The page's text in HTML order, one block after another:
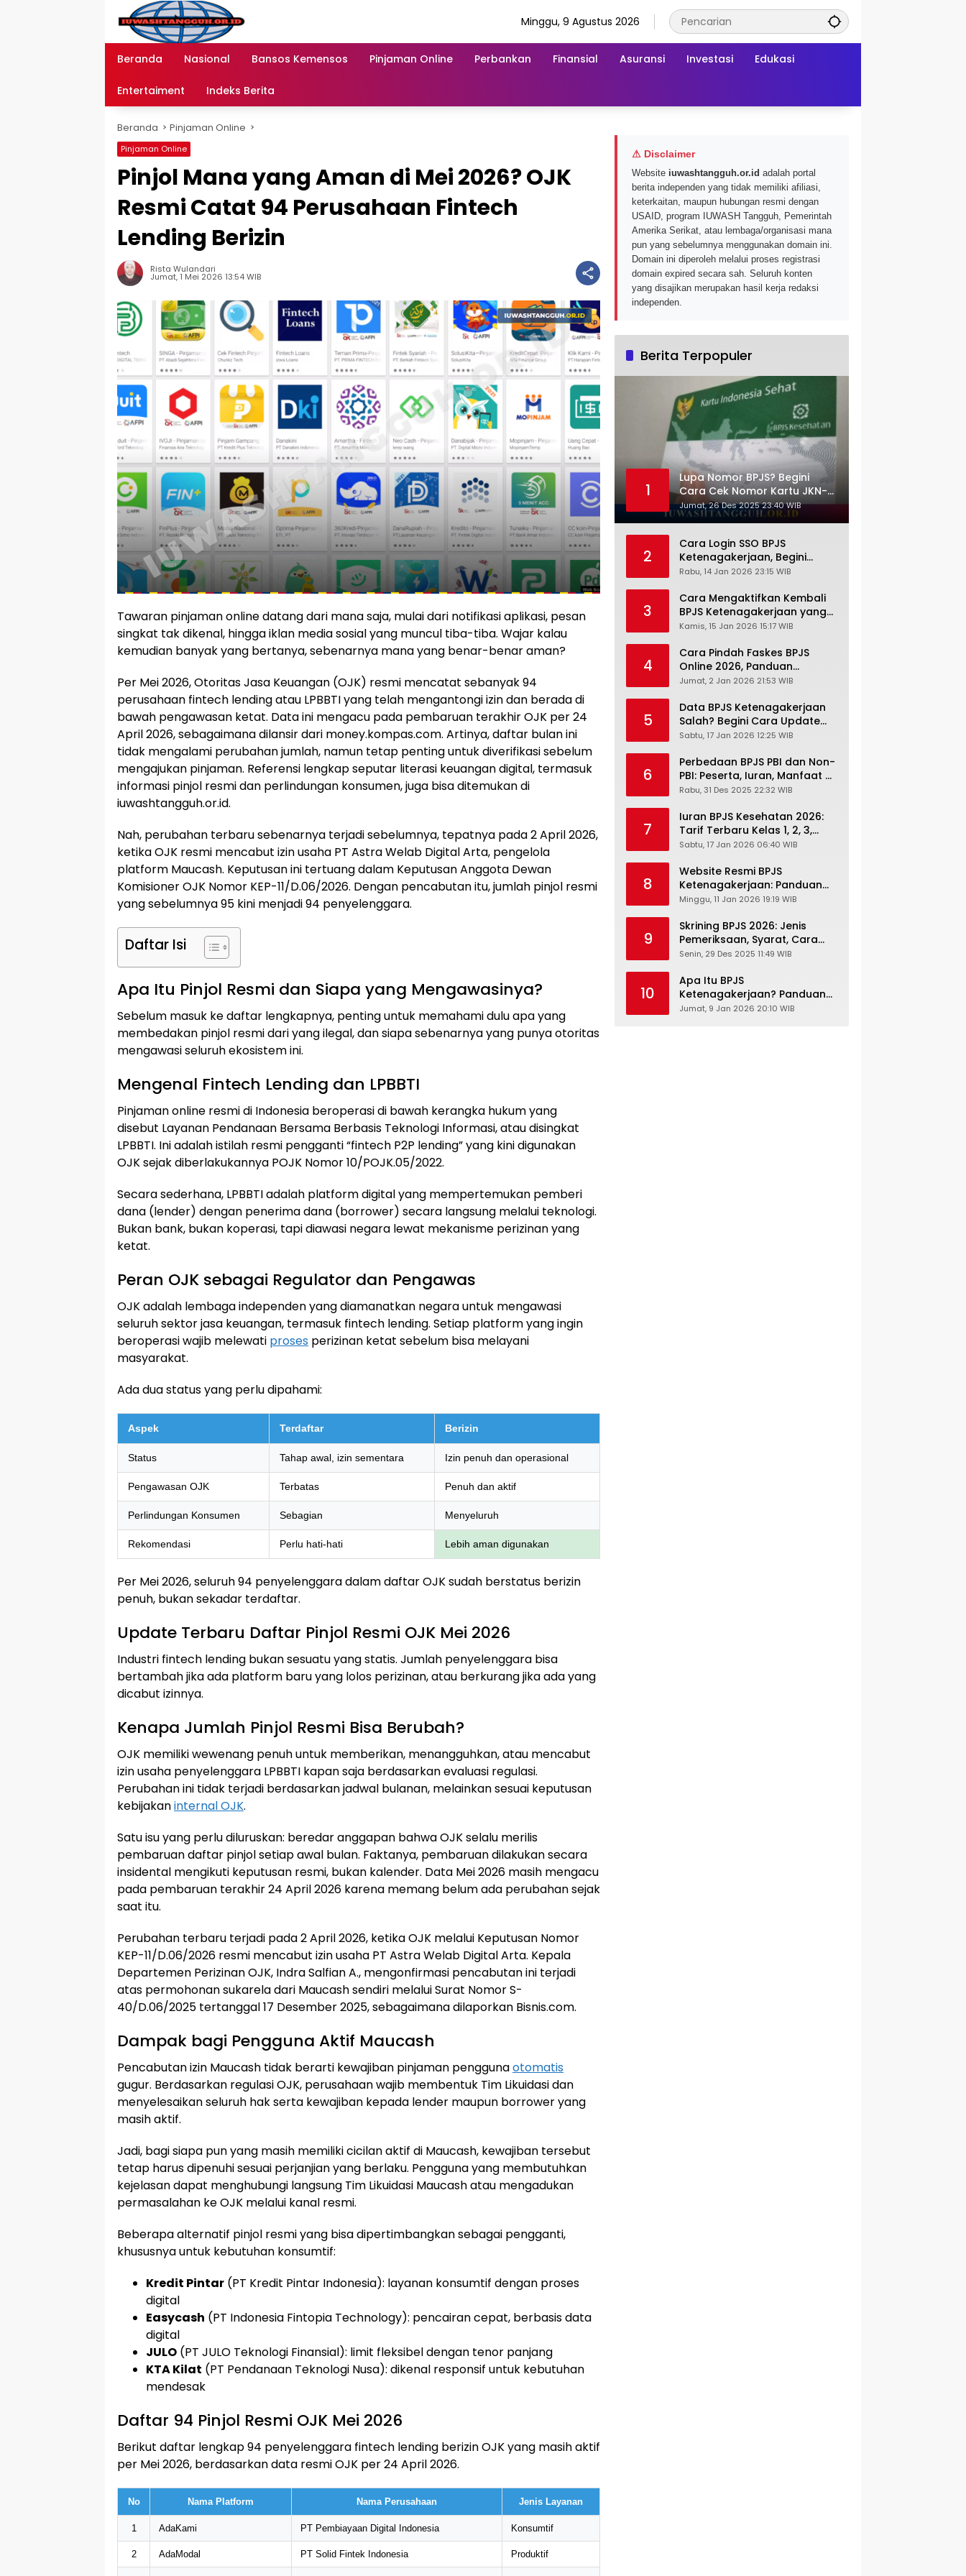
Minggu, 9 Agustus 2026
Beranda Nasional Bansos Kemensos Pinjaman Online Perbankan Finansial Asuransi Investasi Edukasi
Entertaiment Indeks Berita
Beranda Pinjaman Online
Pinjaman Online
Pinjol Mana yang Aman di Mei 2026? OJK
Resmi Catat 94 Perusahaan Fintech
Lending Berizin
Rista Wulandari
Jumat, 1 Mei 2026 13:54 WIB
Tawaran pinjaman online datang dari mana saja, mulai dari notifikasi aplikasi, pesan
singkat tak dikenal, hingga iklan media sosial yang muncul tiba-tiba. Wajar kalau
kemudian banyak yang bertanya, sebenarnya mana yang benar-benar aman?
Per Mei 2026, Otoritas Jasa Keuangan (OJK) resmi mencatat sebanyak 94
perusahaan fintech lending atau LPBBTI yang telah mengantongi izin dan berada di
bawah pengawasan ketat. Data ini mengacu pada pembaruan terakhir OJK per 24
April 2026, sebagaimana dilansir dari money.kompas.com. Artinya, daftar bulan ini
tidak mengalami perubahan jumlah, namun tetap penting untuk diverifikasi sebelum
mengajukan pinjaman. Referensi lengkap seputar literasi keuangan digital, termasuk
informasi pinjol resmi dan perlindungan konsumen, juga bisa ditemukan di
iuwashtangguh.or.id.
Nah, perubahan terbaru sebenarnya terjadi sebelumnya, tepatnya pada 2 April 2026,
ketika OJK resmi mencabut izin usaha PT Astra Welab Digital Arta, pengelola
platform Maucash. Keputusan ini tertuang dalam Keputusan Anggota Dewan
Komisioner OJK Nomor KEP-11/D.06/2026. Dengan pencabutan itu, jumlah pinjol resmi
yang sebelumnya 95 kini menjadi 94 penyelenggara.
Daftar Isi
Apa Itu Pinjol Resmi dan Siapa yang Mengawasinya?
Sebelum masuk ke daftar lengkapnya, penting untuk memahami dulu apa yang
membedakan pinjol resmi dari yang ilegal, dan siapa sebenarnya yang punya otoritas
mengawasi seluruh ekosistem ini.
Mengenal Fintech Lending dan LPBBTI
Pinjaman online resmi di Indonesia beroperasi di bawah kerangka hukum yang
disebut Layanan Pendanaan Bersama Berbasis Teknologi Informasi, atau disingkat
LPBBTI. Ini adalah istilah resmi pengganti “fintech P2P lending” yang kini digunakan
OJK sejak diberlakukannya POJK Nomor 10/POJK.05/2022.
Secara sederhana, LPBBTI adalah platform digital yang mempertemukan pemberi
dana (lender) dengan penerima dana (borrower) secara langsung melalui teknologi.
Bukan bank, bukan koperasi, tapi diawasi negara lewat mekanisme perizinan yang
ketat.
Peran OJK sebagai Regulator dan Pengawas
OJK adalah lembaga independen yang diamanatkan negara untuk mengawasi
seluruh sektor jasa keuangan, termasuk fintech lending. Setiap platform yang ingin
beroperasi wajib melewati proses perizinan ketat sebelum bisa melayani
masyarakat.
Ada dua status yang perlu dipahami:
Aspek Terdaftar Berizin
Status Tahap awal, izin sementara Izin penuh dan operasional
Pengawasan OJK Terbatas Penuh dan aktif
Perlindungan Konsumen Sebagian Menyeluruh
Rekomendasi Perlu hati-hati Lebih aman digunakan
Per Mei 2026, seluruh 94 penyelenggara dalam daftar OJK sudah berstatus berizin
penuh, bukan sekadar terdaftar.
Update Terbaru Daftar Pinjol Resmi OJK Mei 2026
Industri fintech lending bukan sesuatu yang statis. Jumlah penyelenggara bisa
bertambah jika ada platform baru yang lolos perizinan, atau berkurang jika ada yang
dicabut izinnya.
Kenapa Jumlah Pinjol Resmi Bisa Berubah?
OJK memiliki wewenang penuh untuk memberikan, menangguhkan, atau mencabut
izin usaha penyelenggara LPBBTI kapan saja berdasarkan evaluasi regulasi.
Perubahan ini tidak terjadi berdasarkan jadwal bulanan, melainkan sesuai keputusan
kebijakaninternal OJK.
Satu isu yang perlu diluruskan: beredar anggapan bahwa OJK selalu merilis
pembaruan daftar pinjol setiap awal bulan. Faktanya, pembaruan dilakukan secara
insidental mengikuti keputusan resmi, bukan kalender. Data Mei 2026 masih mengacu
pada pembaruan terakhir 24 April 2026 karena memang belum ada perubahan sejak
saat itu.
Perubahan terbaru terjadi pada 2 April 2026, ketika OJK melalui Keputusan Nomor
KEP-11/D.06/2026 resmi mencabut izin usaha PT Astra Welab Digital Arta. Kepala
Departemen Perizinan OJK, Indra Salfian A., mengonfirmasi pencabutan ini terjadi
atas permohonan sukarela dari Maucash sendiri melalui Surat Nomor S-
40/D.06/2025 tertanggal 17 Desember 2025, sebagaimana dilaporkan Bisnis.com.
Dampak bagi Pengguna Aktif Maucash
Pencabutan izin Maucash tidak berarti kewajiban pinjaman penggunaotomatis
gugur. Berdasarkan regulasi OJK, perusahaan wajib membentuk Tim Likuidasi dan
menyelesaikan seluruh hak serta kewajiban kepada lender maupun borrower yang
masih aktif.
Jadi, bagi siapa pun yang masih memiliki cicilan aktif di Maucash, kewajiban tersebut
tetap harus dipenuhi sesuai perjanjian yang berlaku. Pengguna yang membutuhkan
kejelasan dapat menghubungi langsung Tim Likuidasi Maucash atau mengadukan
permasalahan ke OJK melalui kanal resmi.
Beberapa alternatif pinjol resmi yang bisa dipertimbangkan sebagai pengganti,
khususnya untuk kebutuhan konsumtif:
Kredit Pintar (PT Kredit Pintar Indonesia): layanan konsumtif dengan proses
digital
Easycash (PT Indonesia Fintopia Technology): pencairan cepat, berbasis data
digital
JULO (PT JULO Teknologi Finansial): limit fleksibel dengan tenor panjang
KTA Kilat (PT Pendanaan Teknologi Nusa): dikenal responsif untuk kebutuhan
mendesak
Daftar 94 Pinjol Resmi OJK Mei 2026
Berikut daftar lengkap 94 penyelenggara fintech lending berizin OJK yang masih aktif
per Mei 2026, berdasarkan data resmi OJK per 24 April 2026.
No Nama Platform Nama Perusahaan Jenis Layanan
1 AdaKami PT Pembiayaan Digital Indonesia Konsumtif
2 AdaModal PT Solid Fintek Indonesia Produktif
⚠ Disclaimer
Website iuwashtangguh.or.id adalah portal
berita independen yang tidak memiliki afiliasi,
keterkaitan, maupun hubungan resmi dengan
USAID, program IUWASH Tangguh, Pemerintah
Amerika Serikat, atau lembaga/organisasi mana
pun yang sebelumnya menggunakan domain ini.
Domain ini diperoleh melalui proses registrasi
domain expired secara sah. Seluruh konten
yang disajikan merupakan hasil kerja redaksi
independen.
Berita Terpopuler
1
Lupa Nomor BPJS? Begini
Cara Cek Nomor Kartu JKN-
KIS dengan NIK KTP
Jumat, 26 Des 2025 23:40 WIB
2
Cara Login SSO BPJS
Ketenagakerjaan, Begini
Tutorial Lengkap dan
Rabu, 14 Jan 2026 23:15 WIB
3
Cara Mengaktifkan Kembali
BPJS Ketenagakerjaan yang
Nonaktif, Begini Panduan
Kamis, 15 Jan 2026 15:17 WIB
4
Cara Pindah Faskes BPJS
Online 2026, Panduan
Lengkap via Mobile JKN,
Cabang
Jumat, 2 Jan 2026 21:53 WIB
5
Data BPJS Ketenagakerjaan
Salah? Begini Cara Update
Rekening, Alamat, HP di JMO
Sabtu, 17 Jan 2026 12:25 WIB
6
Perbedaan BPJS PBI dan Non-
PBI: Peserta, Iuran, Manfaat &
Masa Berlaku Terbaru 2026
Rabu, 31 Des 2025 22:32 WIB
7
Iuran BPJS Kesehatan 2026:
Tarif Terbaru Kelas 1, 2, 3,
Cara Bayar, Denda &
JKN-KIS
Sabtu, 17 Jan 2026 06:40 WIB
8
Website Resmi BPJS
Ketenagakerjaan: Panduan
Lengkap Akses dan Fitur
Minggu, 11 Jan 2026 19:19 WIB
9
Skrining BPJS 2026: Jenis
Pemeriksaan, Syarat, Cara
Daftar & Cek Riwayat
Senin, 29 Des 2025 11:49 WIB
10
Apa Itu BPJS
Ketenagakerjaan? Panduan
Lengkap untuk Pekerja dan
Jumat, 9 Jan 2026 20:10 WIB